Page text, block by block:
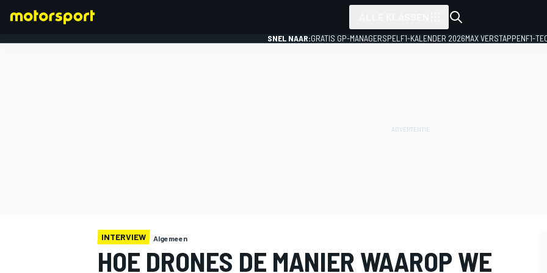
SNEL NAAR:GRATIS GP-MANAGERSPEL F1-KALENDER 2026MAX VERSTAPPENF1-
INTERVIEW Algemeen
HOE DRONES DE MANIER WAAROP WE